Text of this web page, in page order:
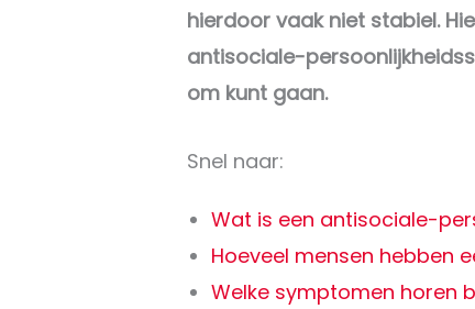
hierdoor vaak niet stabiel.
antisociale-
om kunt gaan.
Snel naar:
Wat is een antisociale-
Hoeveel mensen hebben
Welke symptomen horen